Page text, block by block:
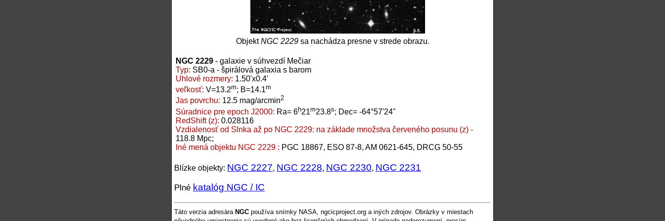
ObjektNGC 2229sa nachádza presne v strede obrazu.
NGC 2229 - galaxie v súhvezdí Mečiar
Typ: SB0-a - špirálová galaxia s barom
Uhlové rozmery: 1.50'x0.4'
veľkosť: V=13.2m; B=14.1m
Jas povrchu: 12.5 mag/arcmin2
Súradnice pre epoch J2000: Ra= 6h21m23.8s; Dec= -64°57'24"
RedShift (z): 0.028116
Vzdialenosť od Slnka až po NGC 2229: na základe množstva červeného posunu (z) -
118.8 Mpc;
Iné mená objektu NGC 2229 : PGC 18867, ESO 87-8, AM 0621-645, DRCG 50-55
Blízke objekty: NGC 2227, NGC 2228, NGC 2230, NGC 2231
Plné katalóg NGC / IC
Táto verzia adresára NGC používa snímky NASA, ngcicproject.org a iných zdrojov. Obrázky v miestach